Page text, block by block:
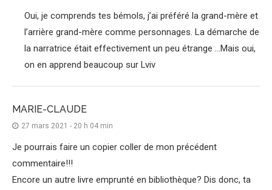
Oui, je comprends tes bémols, j’ai préféré la grand-mère et
l’arrière grand-mère comme personnages. La démarche de
la narratrice était effectivement un peu étrange …Mais oui,
on en apprend beaucoup sur Lviv
MARIE-CLAUDE
27 mars 2021 - 20 h 04 min
Je pourrais faire un copier coller de mon précédent
commentaire!!!
Encore un autre livre emprunté en bibliothèque? Dis donc, ta